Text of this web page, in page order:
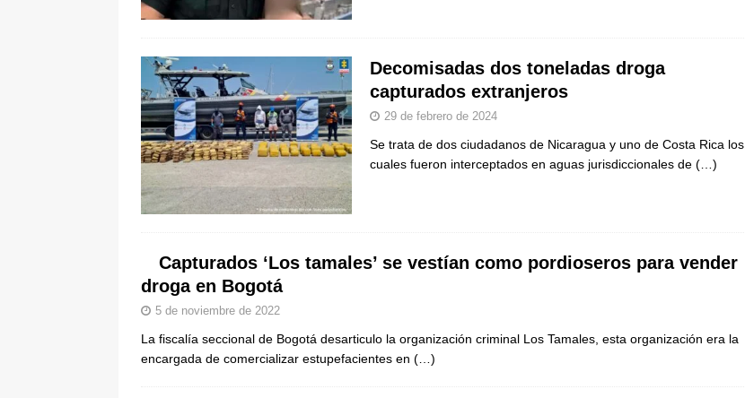
pone bajo la lupa a nuevo proveedor vinculado al entramado empresarial
De La Espriella en la Arena USC LO ÚLTIMO
Decomisadas dos toneladas droga
capturados extranjeros
29 de febrero de 2024
Se trata de dos ciudadanos de Nicaragua y uno de Costa Rica los
cuales fueron interceptados en aguas jurisdiccionales de (…)
Capturados ‘Los tamales’ se vestían como pordioseros para vender
droga en Bogotá
5 de noviembre de 2022
La fiscalía seccional de Bogotá desarticulo la organización criminal Los Tamales, esta organización era la
encargada de comercializar estupefacientes en (…)